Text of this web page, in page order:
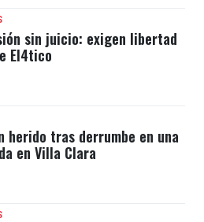
sin juicio: exigen libertad
El4tico
herido tras derrumbe en una
en Villa Clara